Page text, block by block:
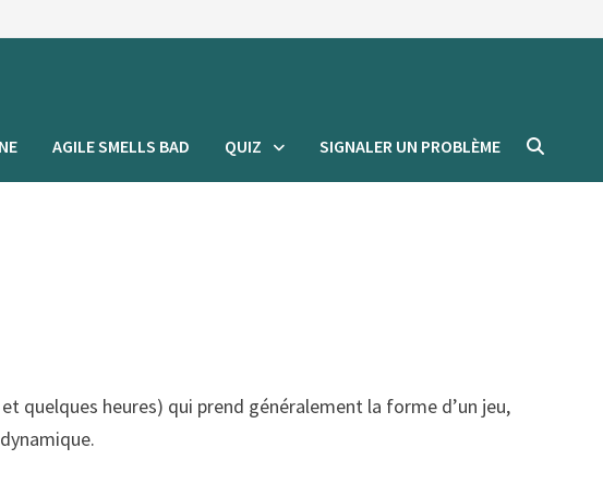
AGILE SMELLS BAD QUIZ SIGNALER UN PROBLÈME
quelques heures) qui prend généralement la forme d’un jeu,